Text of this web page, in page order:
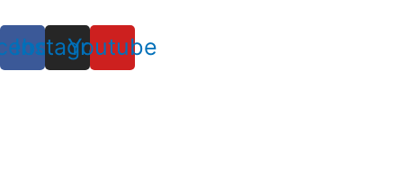
Instagram
Youtube